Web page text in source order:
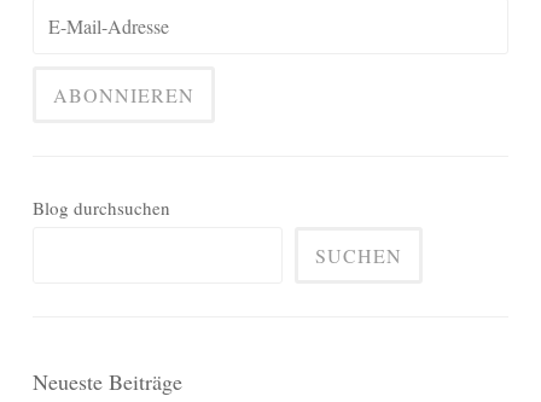
Blog durchsuchen
SUCHEN
Neueste Beiträge